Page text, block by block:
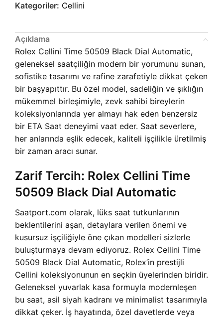
Kategoriler: Cellini
Açıklama
Rolex Cellini Time 50509 Black Dial Automatic,
geleneksel saatçiliğin modern bir yorumunu sunan,
sofistike tasarımı ve rafine zarafetiyle dikkat çeken
bir başyapıttır. Bu özel model, sadeliğin ve şıklığın
mükemmel birleşimiyle, zevk sahibi bireylerin
koleksiyonlarında yer almayı hak eden benzersiz
bir ETA Saat deneyimi vaat eder. Saat severlere,
her anlarında eşlik edecek, kaliteli işçilikle üretilmiş
bir zaman aracı sunar.
Zarif Tercih: Rolex Cellini Time
50509 Black Dial Automatic
Saatport.com olarak, lüks saat tutkunlarının
beklentilerini aşan, detaylara verilen önemi ve
kusursuz işçiliğiyle öne çıkan modelleri sizlerle
buluşturmaya devam ediyoruz. Rolex Cellini Time
50509 Black Dial Automatic, Rolex’in prestijli
Cellini koleksiyonunun en seçkin üyelerinden biridir.
Geleneksel yuvarlak kasa formuyla modernleşen
bu saat, asil siyah kadranı ve minimalist tasarımıyla
dikkat çeker. İş hayatında, özel davetlerde veya